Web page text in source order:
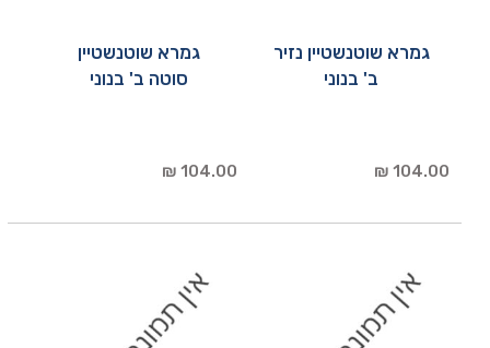
גמרא שוטנשטיין נזיר
ב' בנוני
104.00 ₪
גמרא שוטנשטיין
סוטה ב' בנוני
104.00 ₪